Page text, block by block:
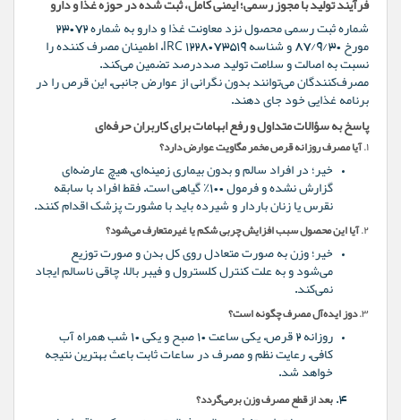
شماره ثبت رسمی محصول نزد معاونت غذا و دارو به شماره ۲۳۰۷۲
مورخ ۸۷/۹/۳۰ و شناسه IRC 1228073519، اطمینان مصرف کننده را
نسبت به اصالت و سلامت تولید صددرصد تضمین می‌کند.
مصرف‌کنندگان می‌توانند بدون نگرانی از عوارض جانبی، این قرص را در
برنامه غذایی خود جای دهند.
پاسخ به سؤالات متداول و رفع ابهامات برای کاربران حرفه‌ای
آیا مصرف روزانه قرص مخمر مگاویت عوارض دارد؟
خیر؛ در افراد سالم و بدون بیماری زمینه‌ای، هیچ عارضه‌ای
گزارش نشده و فرمول ۱۰۰٪ گیاهی است. فقط افراد با سابقه
نقرس یا زنان باردار و شیرده باید با مشورت پزشک اقدام کنند.
۲. آیا این محصول سبب افزایش چربی شکم یا غیرمتعارف می‌شود؟
خیر؛ وزن به صورت متعادل روی کل بدن و صورت توزیع
می‌شود و به علت کنترل کلسترول و فیبر بالا، چاقی ناسالم ایجاد
نمی‌کند.
۳. دوز ایده‌آل مصرف چگونه است؟
روزانه ۲ قرص، یکی ساعت ۱۰ صبح و یکی ۱۰ شب همراه آب
کافی. رعایت نظم و مصرف در ساعات ثابت باعث بهترین نتیجه
خواهد شد.
بعد از قطع مصرف وزن برمی‌گردد؟